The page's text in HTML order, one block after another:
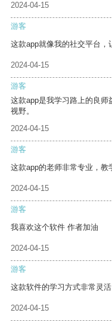
2024-04-15
游客
这款app就像我的社交平台，
2024-04-15
游客
这款app是我学习路上的良
视野。
2024-04-15
游客
这款app的老师非常专业，教
2024-04-15
游客
我喜欢这个软件 作者加油
2024-04-15
游客
这款软件的学习方式非常灵
2024-04-15